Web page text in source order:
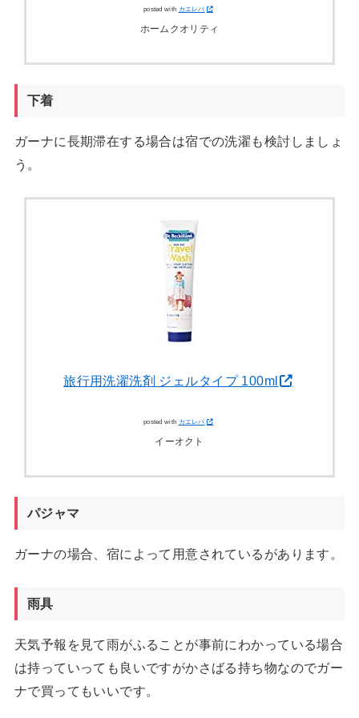
posted with カエレバ
ホームクオリティ
下着
ガーナに長期滞在する場合は宿での洗濯も検討しましょ
う。
旅行用洗濯洗剤 ジェルタイプ 100ml
posted with カエレバ
イーオクト
パジャマ
ガーナの場合、宿によって用意されているがあります。
雨具
天気予報を見て雨がふることが事前にわかっている場合
は持っていっても良いですがかさばる持ち物なのでガー
ナで買ってもいいです。